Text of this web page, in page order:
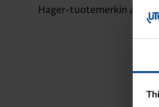
Hager-tuotemerkin alle